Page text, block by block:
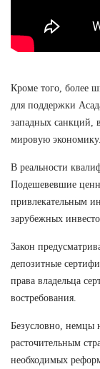
Кроме того, более
для поддержки
западных санкций,
мировую экономику.
В реальности
Подешевевшие
привлекательным
зарубежных
Закон
депозитные
права владельца
востребования.
Безусловно, немцы
расточительным
необходимых